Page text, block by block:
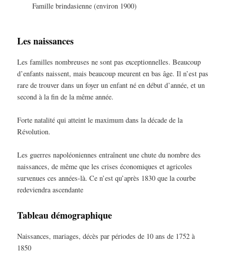
Famille brindasienne (environ 1900)
Les naissances
Les familles nombreuses ne sont pas exceptionnelles. Beaucoup
d’enfants naissent, mais beaucoup meurent en bas âge. Il n’est pas
rare de trouver dans un foyer un enfant né en début d’année, et un
second à la fin de la même année.
Forte natalité qui atteint le maximum dans la décade de la
Révolution.
Les guerres napoléoniennes entraînent une chute du nombre des
naissances, de même que les crises économiques et agricoles
survenues ces années-là. Ce n’est qu’après 1830 que la courbe
redeviendra ascendante
Tableau démographique
Naissances, mariages, décès par périodes de 10 ans de 1752 à
1850